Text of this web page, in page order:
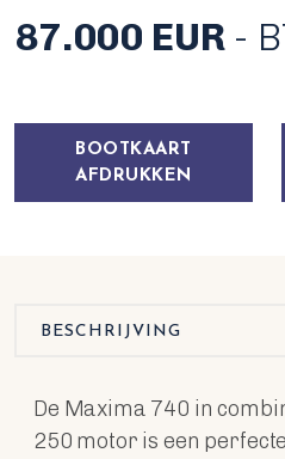
87.000 EUR-
BOOTKAART
AFDRUKKEN
BESCHRIJVING
De Maxima 740 in
250 motor is een